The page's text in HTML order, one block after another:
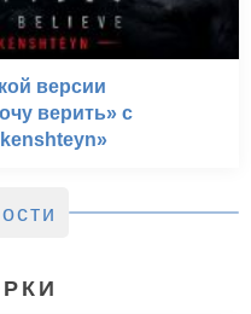
версии
верить» с